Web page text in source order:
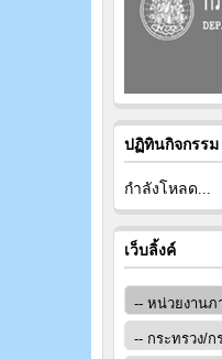
ปฏิทินกิจกรรม
กำลังโหลด...
เว็บลิ้งค์